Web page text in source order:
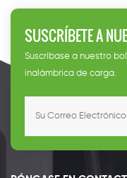
SUSCRÍBETE A
Suscríbase a nuestro
inalámbrica de carga.